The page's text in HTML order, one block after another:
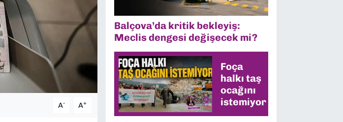
A- A+
Balçova’da kritik bekleyiş:
Meclis dengesi değişecek mi?
Foça
halkı taş
ocağını
istemiyor